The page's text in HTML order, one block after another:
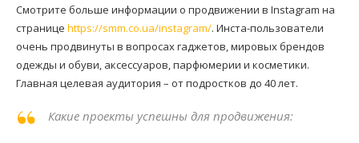
Смотрите больше информации о продвижении в Instagram на
странице https://smm.co.ua/instagram/. Инста-пользователи
очень продвинуты в вопросах гаджетов, мировых брендов
одежды и обуви, аксессуаров, парфюмерии и косметики.
Главная целевая аудитория – от подростков до 40 лет.
Какие проекты успешны для продвижения: